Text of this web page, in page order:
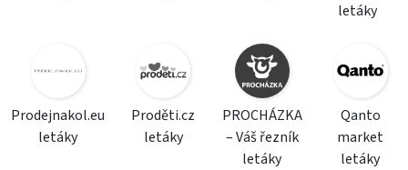
letáky
Prodejnakol.eu
letáky
Proděti.cz
letáky
PROCHÁZKA
– Váš řezník
letáky
Qanto
market
letáky